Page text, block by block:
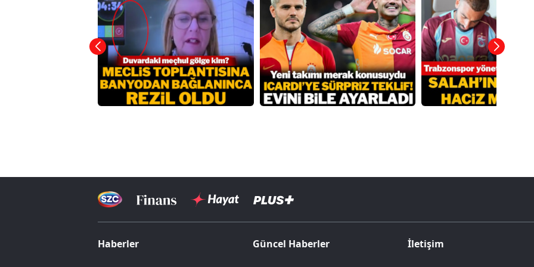
Haberler Güncel Haberler İletişim